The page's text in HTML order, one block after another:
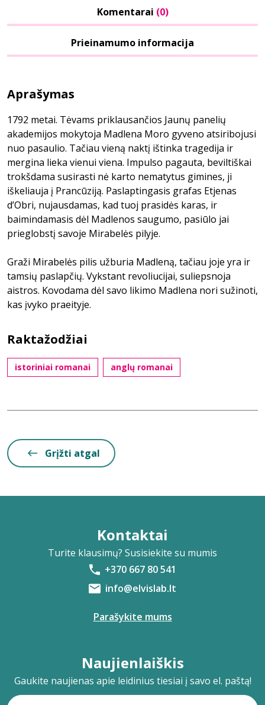
Komentarai (0)
Prieinamumo informacija
Aprašymas
1792 metai. Tėvams priklausančios Jaunų panelių
akademijos mokytoja Madlena Moro gyveno atsiribojusi
nuo pasaulio. Tačiau vieną naktį ištinka tragedija ir
mergina lieka vienui viena. Impulso pagauta, beviltiškai
trokšdama susirasti nė karto nematytus gimines, ji
iškeliauja į Prancūziją. Paslaptingasis grafas Etjenas
d’Obri, nujausdamas, kad tuoj prasidės karas, ir
baimindamasis dėl Madlenos saugumo, pasiūlo jai
prieglobstį savoje Mirabelės pilyje.
Graži Mirabelės pilis užburia Madleną, tačiau joje yra ir
tamsių paslapčių. Vykstant revoliucijai, suliepsnoja
aistros. Kovodama dėl savo likimo Madlena nori sužinoti,
kas įvyko praeityje.
Raktažodžiai
istoriniai romanai anglų romanai
Grįžti atgal
Kontaktai
Turite klausimų? Susisiekite su mumis
+370 667 80 541
info@elvislab.lt
Parašykite mums
Naujienlaiškis
Gaukite naujienas apie leidinius tiesiai į savo el. paštą!